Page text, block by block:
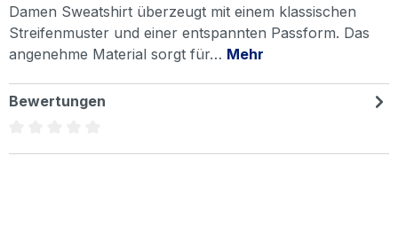
Damen Sweatshirt überzeugt mit einem klassischen
Streifenmuster und einer entspannten Passform. Das
angenehme Material sorgt für… Mehr
Bewertungen